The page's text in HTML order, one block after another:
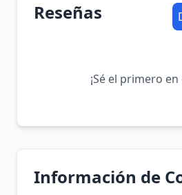
Reseñas
¡Sé el primero
Información de